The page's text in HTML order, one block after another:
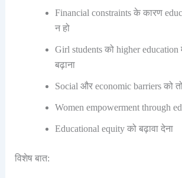
Financial constraints के कारण
न हो
Girl students को higher education
बढ़ाना
Social और economic barriers को
Women empowerment through
Educational equity को बढ़ावा देना
विशेष बात: